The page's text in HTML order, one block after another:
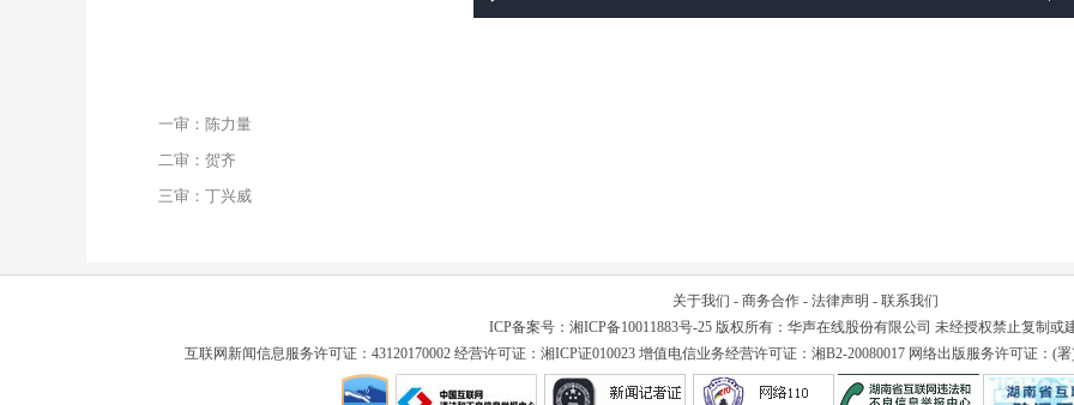
一审：陈力量
二审：贺齐
三审：丁兴威
关于我们 - 商务合作 - 法律声明 - 联系我们
ICP备案号： 湘ICP备10011883号-25 版权所有：华声在线股份有限公司 未经授权禁止复制或
互联网新闻信息服务许可证：43120170002 经营许可证：湘ICP证010023 增值电信业务经营许可证：湘B2-20080017 网络出版服务许可证：(